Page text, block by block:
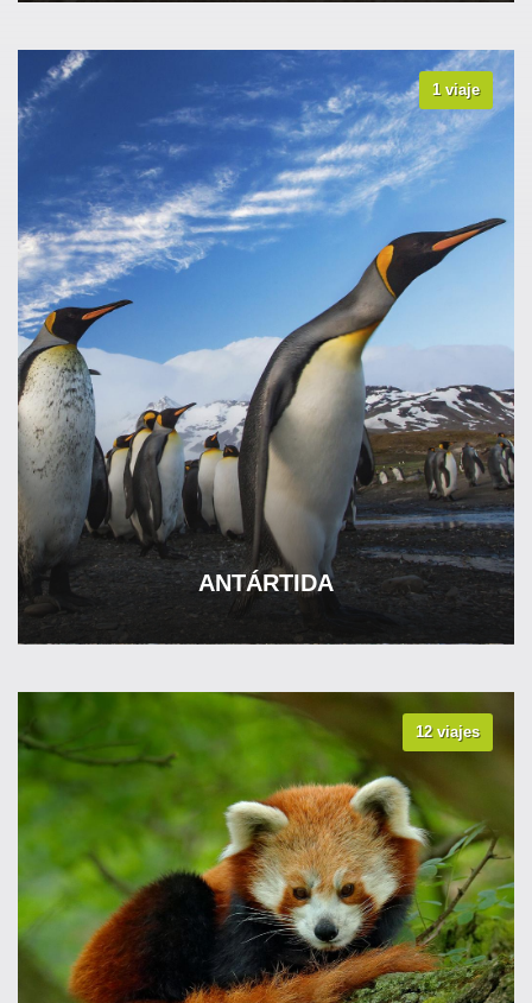
VER TODOS LOS VIAJES
1 viaje
ANTÁRTIDA
VER TODOS LOS VIAJES
12 viajes